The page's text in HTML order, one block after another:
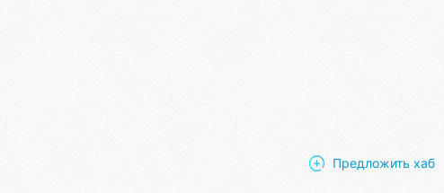
Предложить хаб